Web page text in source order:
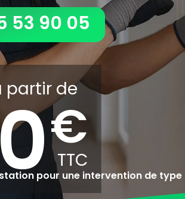
53 90 05
partir de
pour une intervention de type